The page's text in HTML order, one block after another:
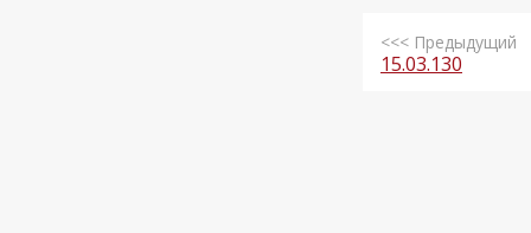
<<< Предыдущий
15.03.130